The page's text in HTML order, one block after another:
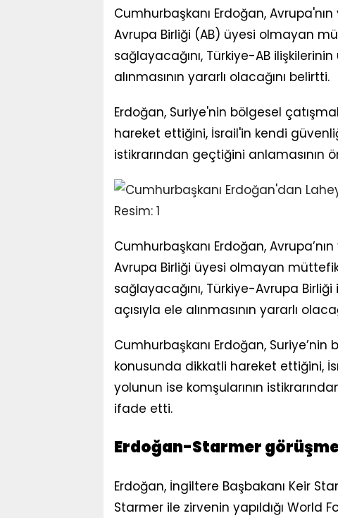
Cumhurbaşkanı Erdoğan,
Avrupa Birliği (AB) üyesi olmayan
sağlayacağını, Türkiye-AB
alınmasının yararlı olacağını belirtti.
Erdoğan, Suriye'nin bölgesel
hareket ettiğini, İsrail'in kendi
istikrarından geçtiğini anlamasının
Cumhurbaşkanı Erdoğan,
Avrupa Birliği üyesi olmayan
sağlayacağını, Türkiye-Avrupa
açısıyla ele alınmasının yararlı
Cumhurbaşkanı Erdoğan, Suriye’nin
konusunda dikkatli hareket ettiğini,
yolunun ise komşularının
ifade etti.
Erdoğan-Starmer
Erdoğan, İngiltere Başbakanı Keir
Starmer ile zirvenin yapıldığı World